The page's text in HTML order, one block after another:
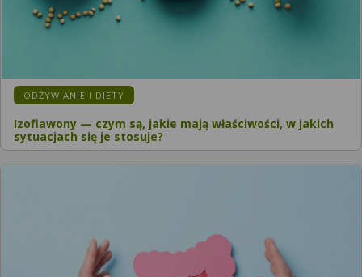
ODŻYWIANIE I DIETY
Izoflawony — czym są, jakie mają właściwości, w jakich
sytuacjach się je stosuje?